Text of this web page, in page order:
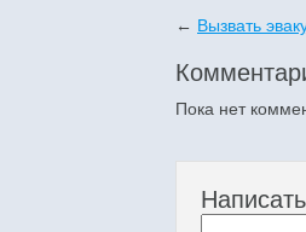
← Вызвать
Пока нет